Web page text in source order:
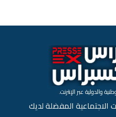
والدولية عبر الإنترنت.
الاجتماعية المفضلة لديك